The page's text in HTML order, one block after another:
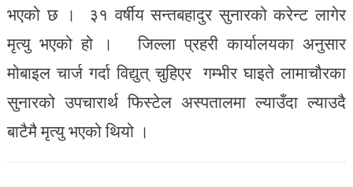
भएको छ । ३१ वर्षीय सन्तबहादुर सुनारको करेन्ट लागेर
मृत्यु भएको हो । जिल्ला प्रहरी कार्यालयका अनुसार
मोबाइल चार्ज गर्दा विद्युत् चुहिएर गम्भीर घाइते लामाचौरका
सुनारको उपचारार्थ फिस्टेल अस्पतालमा ल्याउँदा ल्याउदै
बाटैमै मृत्यु भएको थियो ।